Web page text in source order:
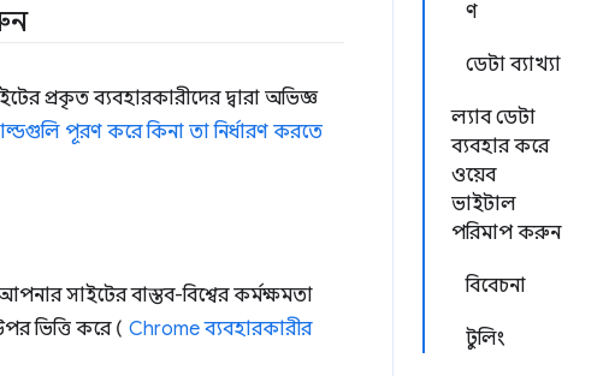
ণ
ডেটা ব্যাখ্যা
ল্যাব ডেটা
ব্যবহার করে
ওয়েব
ভাইটাল
পরিমাপ করুন
বিবেচনা
টুলিং
প্রকৃত ব্যবহারকারীদের দ্বারা অভিজ্ঞ
পূরণ করে কিনা তা নির্ধারণ করতে
সাইটের বাস্তব-বিশ্বের কর্মক্ষমতা
ভিত্তি করে ( Chrome ব্যবহারকারীর